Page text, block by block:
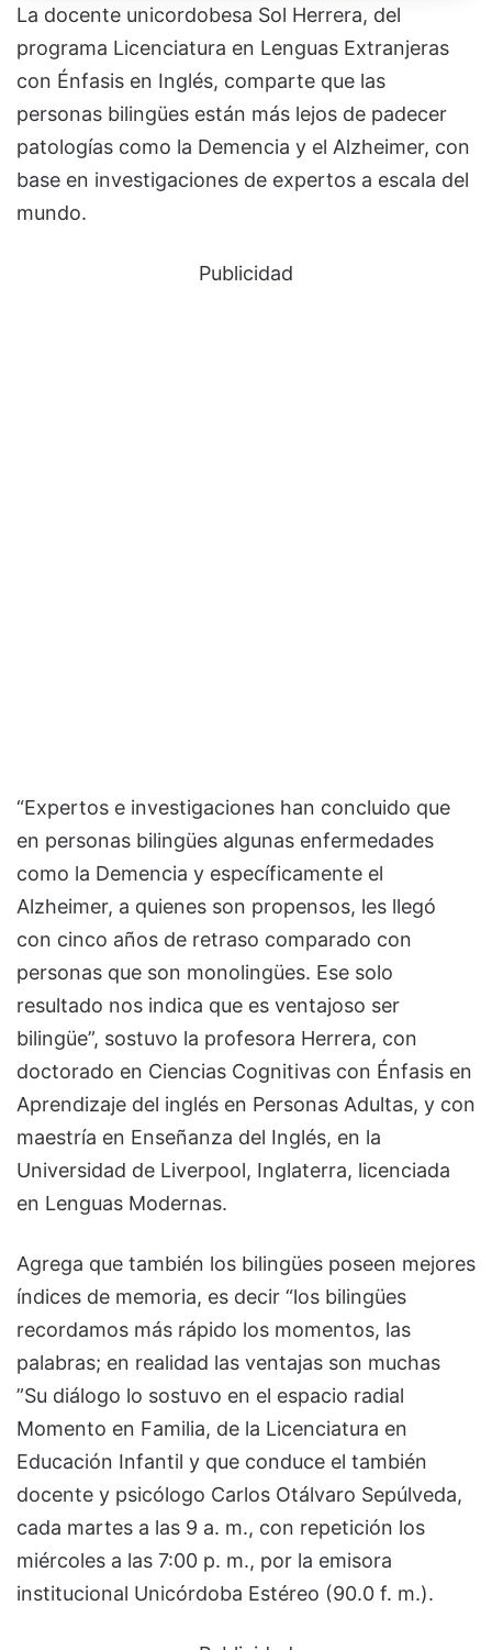
La docente unicordobesa Sol Herrera, del
programa Licenciatura en Lenguas Extranjeras
con Énfasis en Inglés, comparte que las
personas bilingües están más lejos de padecer
patologías como la Demencia y el Alzheimer, con
base en investigaciones de expertos a escala del
mundo.
Publicidad
“Expertos e investigaciones han concluido que
en personas bilingües algunas enfermedades
como la Demencia y específicamente el
Alzheimer, a quienes son propensos, les llegó
con cinco años de retraso comparado con
personas que son monolingües. Ese solo
resultado nos indica que es ventajoso ser
bilingüe”, sostuvo la profesora Herrera, con
doctorado en Ciencias Cognitivas con Énfasis en
Aprendizaje del inglés en Personas Adultas, y con
maestría en Enseñanza del Inglés, en la
Universidad de Liverpool, Inglaterra, licenciada
en Lenguas Modernas.
Agrega que también los bilingües poseen mejores
índices de memoria, es decir “los bilingües
recordamos más rápido los momentos, las
palabras; en realidad las ventajas son muchas
”Su diálogo lo sostuvo en el espacio radial
Momento en Familia, de la Licenciatura en
Educación Infantil y que conduce el también
docente y psicólogo Carlos Otálvaro Sepúlveda,
cada martes a las 9 a. m., con repetición los
miércoles a las 7:00 p. m., por la emisora
institucional Unicórdoba Estéreo (90.0 f. m.).